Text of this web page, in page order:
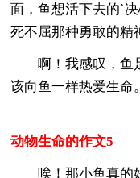
面，鱼想活下去的`
死不屈那种勇敢的精
啊！我感叹，鱼
该向鱼一样热爱生命。
动物生命的作文5
唉！那小鱼真的